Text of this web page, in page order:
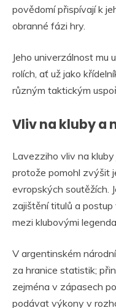
povědomí přispívají k
obranné fázi hry.
Jeho univerzálnost mu
rolích, ať už jako
různým taktickým
Vliv na kluby a
Lavezziho vliv na kluby
protože pomohl zvýšit
evropských soutěžích.
zajištění titulů a
mezi klubovými
V argentinském
za hranice statistik;
zejména v zápasech
podávat výkony v